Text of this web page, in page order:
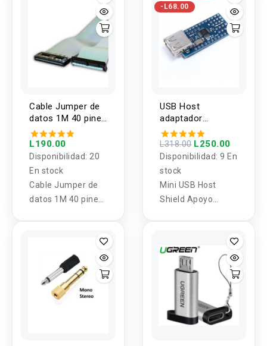
Cable Jumper de
datos 1M 40 pines
FC-40P a SYD 40P
L190.00
Disponibilidad: 20
En stock
Cable Jumper de
datos 1M 40 pines
-L68.00
USB Host
adaptador
compatible con
ADK MAX3421
L318.00 L250.00
Disponibilidad: 9 En
stock
Mini USB Host
Shield Apoyo
Arduino UNO MEGA
Duemilanove